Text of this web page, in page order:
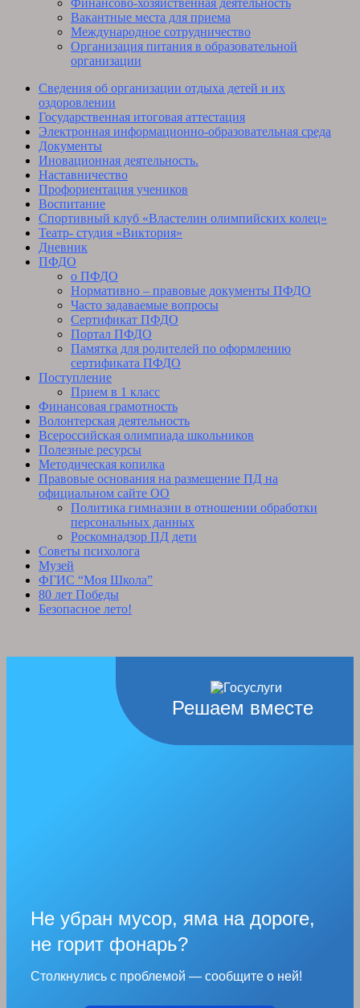
Финансово-хозяйственная деятельность
Вакантные места для приема
Международное сотрудничество
Организация питания в образовательной
организации
Сведения об организации отдыха детей и их
оздоровлении
Государственная итоговая аттестация
Электронная информационно-образовательная среда
Документы
Иновационная деятельность.
Наставничество
Профориентация учеников
Воспитание
Спортивный клуб «Властелин олимпийских колец»
Театр- студия «Виктория»
Дневник
ПФДО
о ПФДО
Нормативно – правовые документы ПФДО
Часто задаваемые вопросы
Сертификат ПФДО
Портал ПФДО
Памятка для родителей по оформлению
сертификата ПФДО
Поступление
Прием в 1 класс
Финансовая грамотность
Волонтерская деятельность
Всероссийская олимпиада школьников
Полезные ресурсы
Методическая копилка
Правовые основания на размещение ПД на
официальном сайте ОО
Политика гимназии в отношении обработки
персональных данных
Роскомнадзор ПД дети
Советы психолога
Музей
ФГИС “Моя Школа”
80 лет Победы
Безопасное лето!
Решаем вместе
Не убран мусор, яма на дороге,
не горит фонарь?
Столкнулись с проблемой — сообщите о ней!